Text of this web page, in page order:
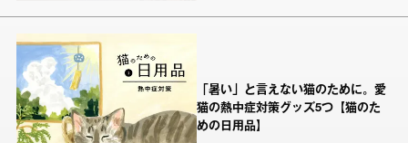
「暑い」と言えない猫のために。愛
猫の熱中症対策グッズ5つ【猫のた
めの日用品】